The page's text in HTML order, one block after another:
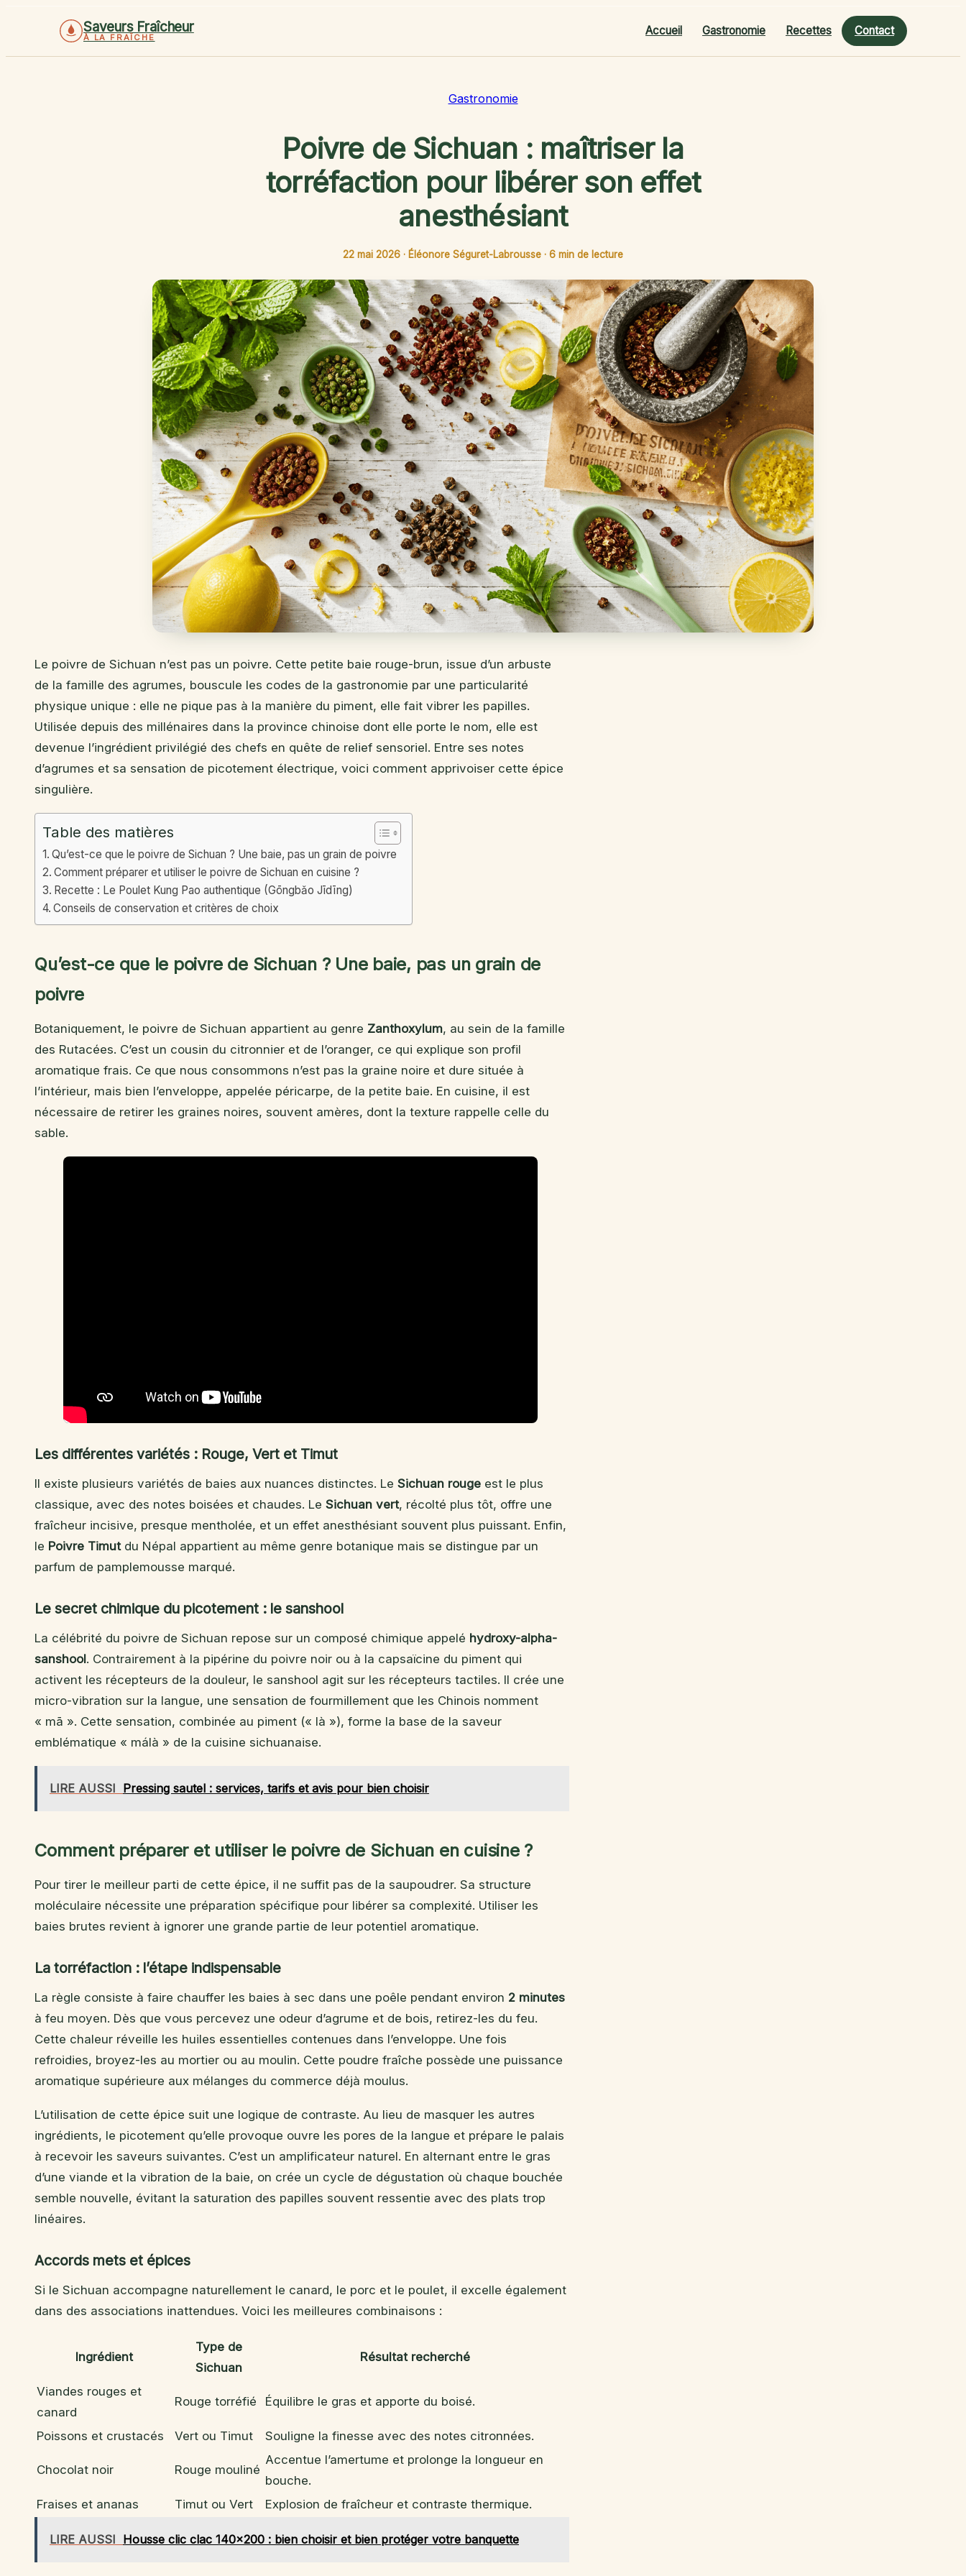
Saveurs Fraîcheur
À LA FRAÎCHE Accueil Gastronomie Recettes Contact
Gastronomie
Poivre de Sichuan : maîtriser la
torréfaction pour libérer son effet
anesthésiant
22 mai 2026 · Éléonore Séguret-Labrousse · 6 min de lecture
Le poivre de Sichuan n’est pas un poivre. Cette petite baie rouge-brun, issue d’un arbuste
de la famille des agrumes, bouscule les codes de la gastronomie par une particularité
physique unique : elle ne pique pas à la manière du piment, elle fait vibrer les papilles.
Utilisée depuis des millénaires dans la province chinoise dont elle porte le nom, elle est
devenue l’ingrédient privilégié des chefs en quête de relief sensoriel. Entre ses notes
d’agrumes et sa sensation de picotement électrique, voici comment apprivoiser cette épice
singulière.
Table des matières
Qu’est-ce que le poivre de Sichuan ? Une baie, pas un grain de poivre
Comment préparer et utiliser le poivre de Sichuan en cuisine ?
Recette : Le Poulet Kung Pao authentique (Gōngbǎo Jīdīng)
Conseils de conservation et critères de choix
Qu’est-ce que le poivre de Sichuan ? Une baie, pas un grain de
poivre
Botaniquement, le poivre de Sichuan appartient au genre Zanthoxylum, au sein de la famille
des Rutacées. C’est un cousin du citronnier et de l’oranger, ce qui explique son profil
aromatique frais. Ce que nous consommons n’est pas la graine noire et dure située à
l’intérieur, mais bien l’enveloppe, appelée péricarpe, de la petite baie. En cuisine, il est
nécessaire de retirer les graines noires, souvent amères, dont la texture rappelle celle du
sable.
Les différentes variétés : Rouge, Vert et Timut
Il existe plusieurs variétés de baies aux nuances distinctes. Le Sichuan rouge est le plus
classique, avec des notes boisées et chaudes. Le Sichuan vert, récolté plus tôt, offre une
fraîcheur incisive, presque mentholée, et un effet anesthésiant souvent plus puissant. Enfin,
le Poivre Timutdu Népal appartient au même genre botanique mais se distingue par un
parfum de pamplemousse marqué.
Le secret chimique du picotement : le sanshool
La célébrité du poivre de Sichuan repose sur un composé chimique appelé hydroxy-alpha-
sanshool. Contrairement à la pipérine du poivre noir ou à la capsaïcine du piment qui
activent les récepteurs de la douleur, le sanshool agit sur les récepteurs tactiles. Il crée une
micro-vibration sur la langue, une sensation de fourmillement que les Chinois nomment
« mā ». Cette sensation, combinée au piment (« là »), forme la base de la saveur
emblématique « málà » de la cuisine sichuanaise.
LIRE AUSSI Pressing sautel : services, tarifs et avis pour bien choisir
Comment préparer et utiliser le poivre de Sichuan en cuisine ?
Pour tirer le meilleur parti de cette épice, il ne suffit pas de la saupoudrer. Sa structure
moléculaire nécessite une préparation spécifique pour libérer sa complexité. Utiliser les
baies brutes revient à ignorer une grande partie de leur potentiel aromatique.
La torréfaction : l’étape indispensable
La règle consiste à faire chauffer les baies à sec dans une poêle pendant environ 2 minutes
à feu moyen. Dès que vous percevez une odeur d’agrume et de bois, retirez-les du feu.
Cette chaleur réveille les huiles essentielles contenues dans l’enveloppe. Une fois
refroidies, broyez-les au mortier ou au moulin. Cette poudre fraîche possède une puissance
aromatique supérieure aux mélanges du commerce déjà moulus.
L’utilisation de cette épice suit une logique de contraste. Au lieu de masquer les autres
ingrédients, le picotement qu’elle provoque ouvre les pores de la langue et prépare le palais
à recevoir les saveurs suivantes. C’est un amplificateur naturel. En alternant entre le gras
d’une viande et la vibration de la baie, on crée un cycle de dégustation où chaque bouchée
semble nouvelle, évitant la saturation des papilles souvent ressentie avec des plats trop
linéaires.
Accords mets et épices
Si le Sichuan accompagne naturellement le canard, le porc et le poulet, il excelle également
dans des associations inattendues. Voici les meilleures combinaisons :
Ingrédient
Type de
Sichuan
Résultat recherché
Viandes rouges et
canard
Rouge torréfié Équilibre le gras et apporte du boisé.
Poissons et crustacés Vert ou Timut Souligne la finesse avec des notes citronnées.
Chocolat noir Rouge mouliné
Accentue l’amertume et prolonge la longueur en
bouche.
Fraises et ananas
Timut ou Vert Explosion de fraîcheur et contraste thermique.
LIRE AUSSI Housse clic clac 140x200 : bien choisir et bien protéger votre banquette